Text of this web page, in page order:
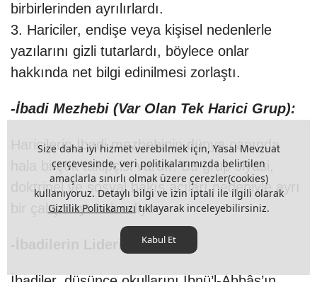
birbirlerinden ayrılırlardı.
3. Hariciler, endişe veya kişisel nedenlerle
yazılarını gizli tutarlardı, böylece onlar
hakkında net bilgi edinilmesi zorlaştı.
-İbadi Mezhebi (Var Olan Tek Harici Grup):
Haricilerin İbadi mezhebinin dünya çapında
hala birçok takipçisi vardır. Bu grup siyasi,
doktrinel ve sosyal bakış açıları nedeniyle ayrı
bir çalışmayı hak ediyor.
-İbadilerin Lideri:
Size daha iyi hizmet verebilmek için, Yasal Mevzuat
çerçevesinde, veri politikalarımızda belirtilen
amaçlarla sınırlı olmak üzere çerezler(cookies)
kullanıyoruz. Detaylı bilgi ve izin iptali ile ilgili olarak
Gizlilik Politikamızı tıklayarak inceleyebilirsiniz.
Kabul Et